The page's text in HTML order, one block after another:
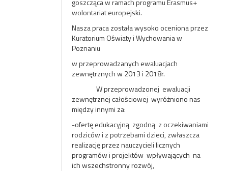
goszcząca w ramach programu Erasmus+
wolontariat europejski.
Nasza praca została wysoko oceniona przez
Kuratorium Oświaty i Wychowania w
Poznaniu
w przeprowadzanych ewaluacjach
zewnętrznych w 2013 i 2018r.
W przeprowadzonej ewaluacji
zewnętrznej całościowej wyróżniono nas
między innymi za:
-ofertę edukacyjną zgodną z oczekiwaniami
rodziców i z potrzebami dzieci, zwłaszcza
realizację przez nauczycieli licznych
programów i projektów wpływających na
ich wszechstronny rozwój,